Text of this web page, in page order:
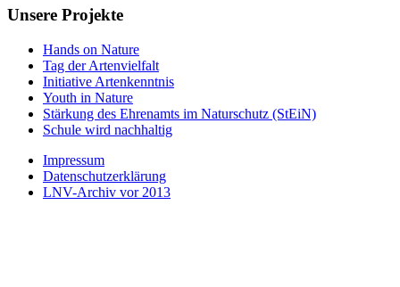
Unsere Projekte
Hands on Nature
Tag der Artenvielfalt
Initiative Artenkenntnis
Youth in Nature
Stärkung des Ehrenamts im Naturschutz (StEiN)
Schule wird nachhaltig
Impressum
Datenschutzerklärung
LNV-Archiv vor 2013